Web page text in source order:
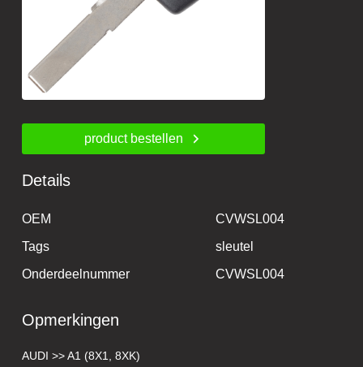
product bestellen
Details
OEM
CVWSL004
Tags
sleutel
Onderdeelnummer
CVWSL004
Opmerkingen
AUDI >> A1 (8X1, 8XK)